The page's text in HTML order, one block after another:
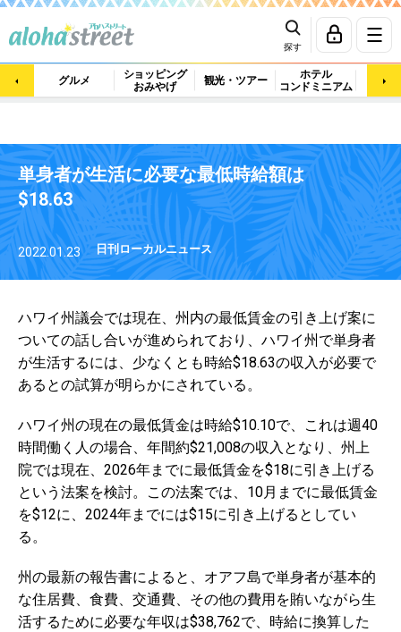
探す
グルメ
ショッピング
おみやげ
観光・ツアー
ホテル
コンドミニアム
マッ
単身者が生活に必要な最低時給額は
$18.63
2022.01.23 日刊ローカルニュース
ハワイ州議会では現在、州内の最低賃金の引き上げ案に
ついての話し合いが進められており、ハワイ州で単身者
が生活するには、少なくとも時給$18.63の収入が必要で
あるとの試算が明らかにされている。
ハワイ州の現在の最低賃金は時給$10.10で、これは週40
時間働く人の場合、年間約$21,008の収入となり、州上
院では現在、2026年までに最低賃金を$18に引き上げる
という法案を検討。この法案では、10月までに最低賃金
を$12に、2024年までには$15に引き上げるとしてい
る。
州の最新の報告書によると、オアフ島で単身者が基本的
な住居費、食費、交通費、その他の費用を賄いながら生
活するために必要な年収は$38,762で、時給に換算した